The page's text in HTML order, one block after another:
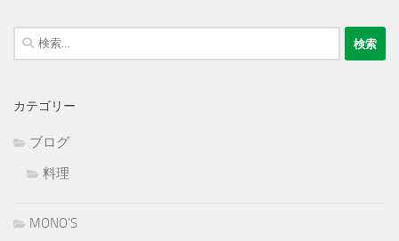
検
索:
カテゴリー
ブログ
料理
MONO'S